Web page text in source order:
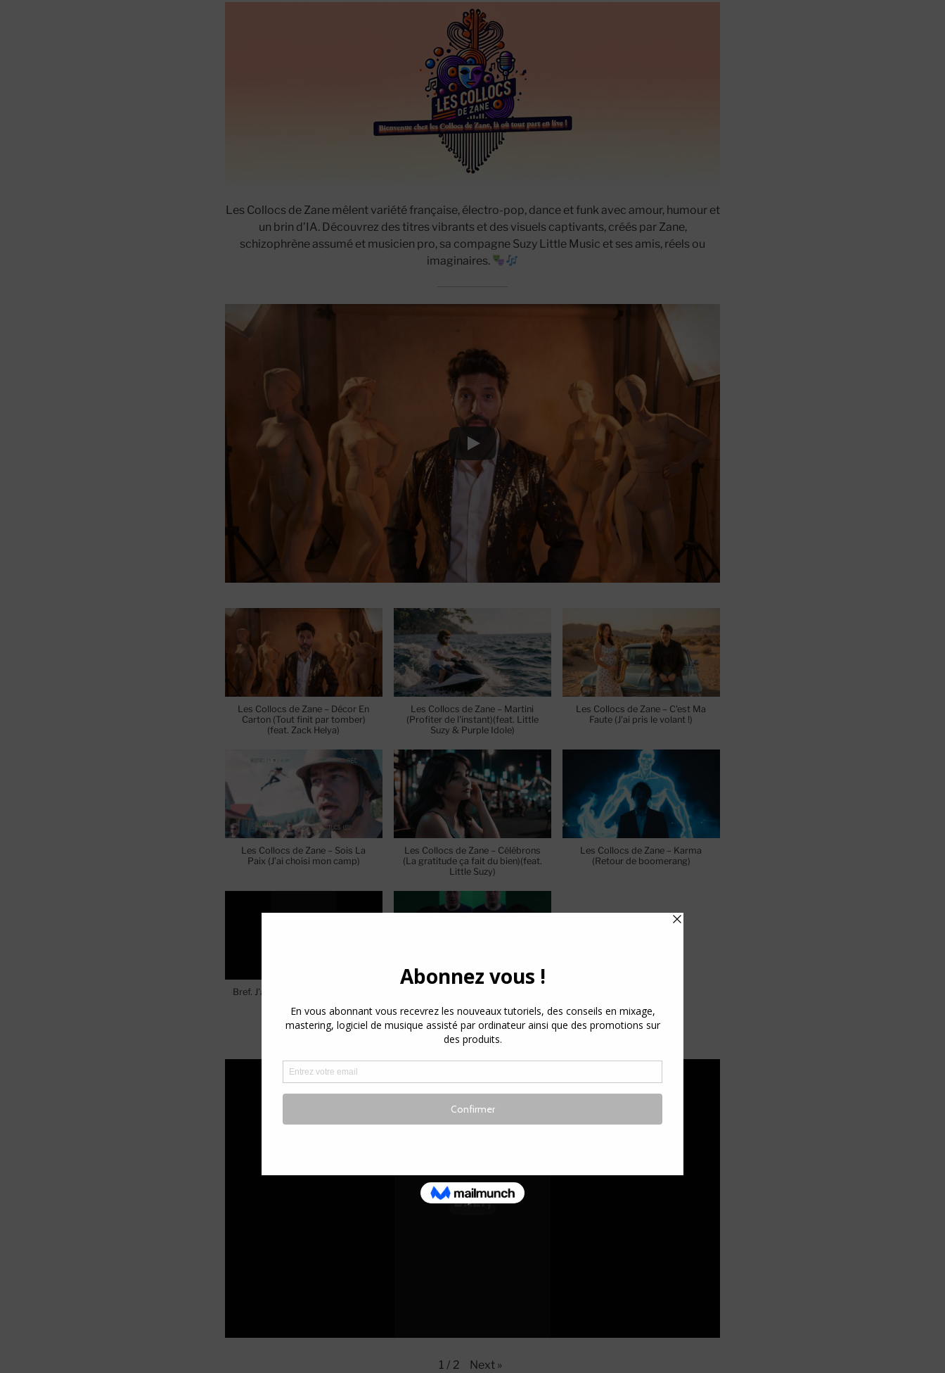
Les Collocs de Zane mêlent variété française, électro-pop, dance et funk avec amour, humour et
un brin d’IA. Découvrez des titres vibrants et des visuels captivants, créés par Zane,
schizophrène assumé et musicien pro, sa compagne Suzy Little Music et ses amis, réels ou
imaginaires.
Les Collocs de Zane – Décor En
Carton (Tout finit par tomber)
(feat. Zack Helya)
Les Collocs de Zane – Martini
(Profiter de l'instant)(feat. Little
Suzy & Purple Idole)
Les Collocs de Zane – C'est Ma
Faute (J'ai pris le volant !)
Les Collocs de Zane – Sois La
Paix (J’ai choisi mon camp)
Les Collocs de Zane – Célébrons
(La gratitude ça fait du bien)(feat.
Little Suzy)
Les Collocs de Zane – Karma
(Retour de boomerang)
Bref. J’ai tout plaqué pour chanter.
1 / 2 Next »